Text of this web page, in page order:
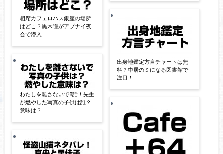
相席カフェロハス銀座の場所
はどこ？黒木瞳がアブナイ夜
会で潜入
わたしを離さないで8話！先生
が燃やした写真の子供は誰？
意味は？
出身地鑑定方言チャートは無
料？中居のミになる図書館で
注目！